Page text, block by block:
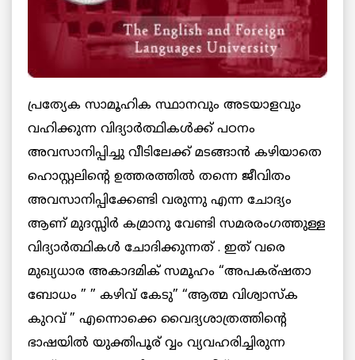
പ്രത്യേക സാമൂഹിക സ്ഥാനവും അടയാളവും
വഹിക്കുന്ന വിദ്യാര്‍ത്ഥികള്‍ക്ക് പഠനം
അവസാനിപ്പിച്ചു വീടിലേക്ക്‌ മടങ്ങാന്‍ കഴിയാതെ
ഹൊസ്റ്റലിന്റെ ഉത്തരത്തില്‍ തന്നെ ജീവിതം
അവസാനിപ്പിക്കേണ്ടി വരുന്നു എന്ന ചോദ്യം
ആണ് മുദസ്സിര്‍ കമ്രാനു വേണ്ടി സമരരംഗത്തുള്ള
വിദ്യാര്‍ത്ഥികള്‍ ചോദിക്കുന്നത് . ഇത് വരെ
മുഖ്യധാര അകാദമിക് സമൂഹം “അപകര്ഷതാ
ബോധം ” ” കഴിവ് കേടു” “ആത്മ വിശ്വാസ്ക
കുറവ് ” എന്നൊക്കെ വൈദ്യശാത്രത്തിന്റെ
ഭാഷയില്‍ യുക്തിപൂര് വ്വം വ്യവഹരിച്ചിരുന്ന